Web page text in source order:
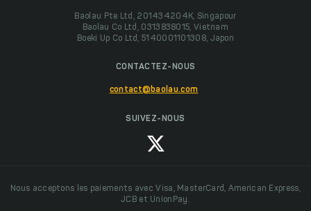
Baolau Pte Ltd, 201434204K, Singapour
Baolau Co Ltd, 0313838015, Vietnam
Boeki Up Co Ltd, 5140001101308, Japon
CONTACTEZ-NOUS
contact@baolau.com
SUIVEZ-NOUS
Nous acceptons les paiements avec Visa, MasterCard, American Express,
JCB et UnionPay.